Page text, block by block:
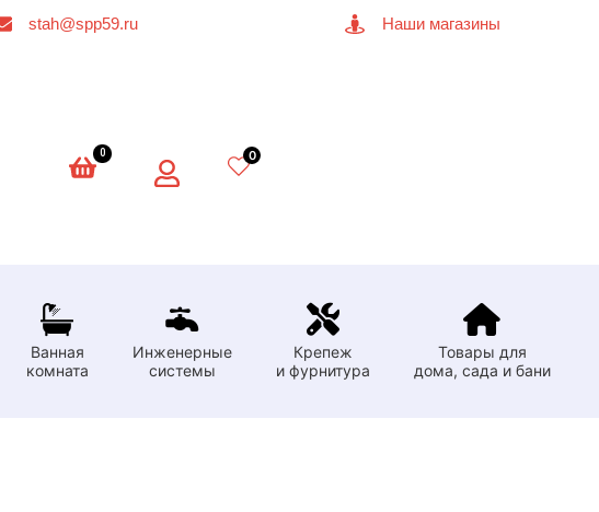
stah@spp59.ru Наши магазины
0 0
Ванная
комната
Инженерные
системы
Крепеж
и фурнитура
Товары для
дома, сада и бани